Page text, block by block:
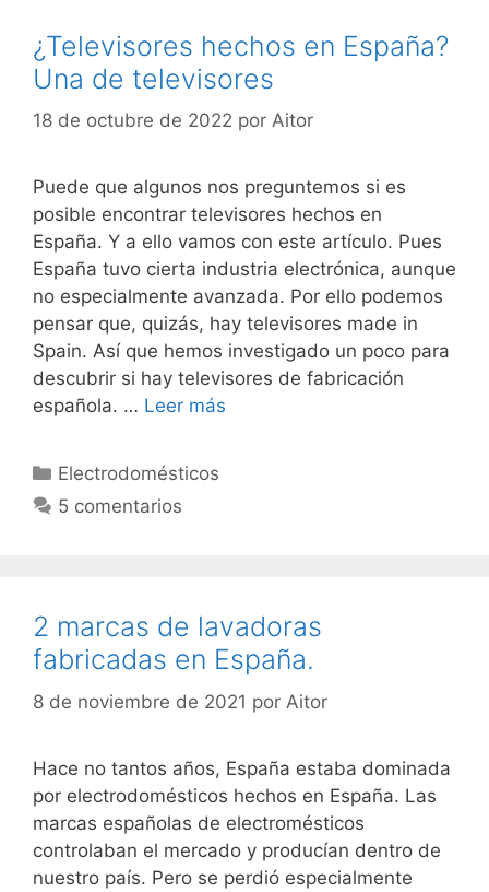
¿Televisores hechos en España?
Una de televisores
18 de octubre de 2022 por Aitor
Puede que algunos nos preguntemos si es
posible encontrar televisores hechos en
España. Y a ello vamos con este artículo. Pues
España tuvo cierta industria electrónica, aunque
no especialmente avanzada. Por ello podemos
pensar que, quizás, hay televisores made in
Spain. Así que hemos investigado un poco para
descubrir si hay televisores de fabricación
española. … Leer más
Categorías
Electrodomésticos
5 comentarios
2 marcas de lavadoras
fabricadas en España.
8 de noviembre de 2021 por Aitor
Hace no tantos años, España estaba dominada
por electrodomésticos hechos en España. Las
marcas españolas de electromésticos
controlaban el mercado y producían dentro de
nuestro país. Pero se perdió especialmente